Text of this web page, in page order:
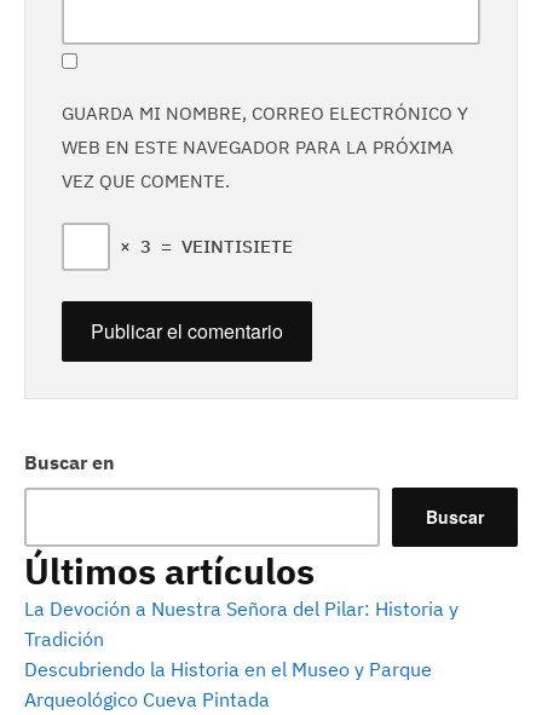
Buscar en
Buscar
Últimos artículos
La Devoción a Nuestra Señora del Pilar: Historia y
Tradición
Descubriendo la Historia en el Museo y Parque
Arqueológico Cueva Pintada
GUARDA MI NOMBRE, CORREO ELECTRÓNICO Y
WEB EN ESTE NAVEGADOR PARA LA PRÓXIMA
VEZ QUE COMENTE.
× 3 = VEINTISIETE